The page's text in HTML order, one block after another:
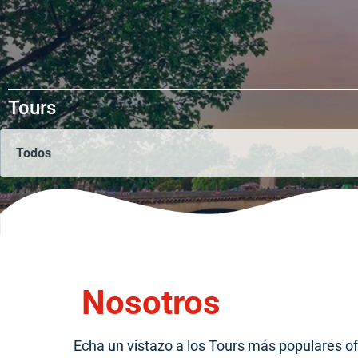
Tours
Nosotros
Echa un vistazo a los Tours más populares